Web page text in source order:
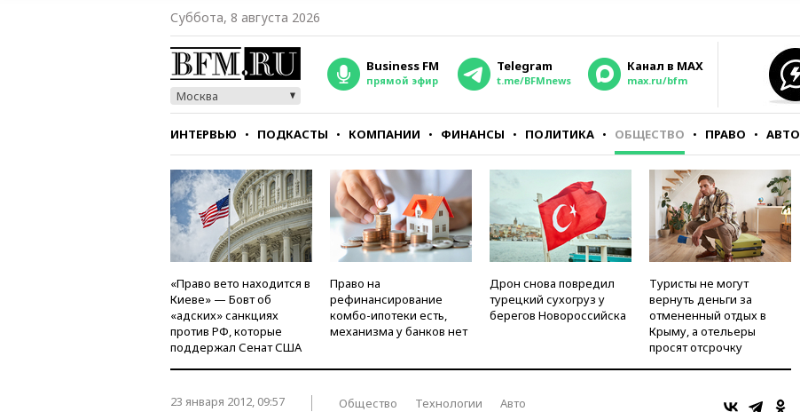
Суббота, 8 августа 2026
Москва
Business FM
прямой эфир
Telegram
t.me/BFMnews
Канал в MAX
max.ru/bfm
ИНТЕРВЬЮ ПОДКАСТЫ КОМПАНИИ ФИНАНСЫ ПОЛИТИКА ОБЩЕСТВО ПРАВО АВТО
СТИЛЬ ТЕСТЫ
«Право вето находится в
Киеве» — Бовт об
«адских» санкциях
против РФ, которые
поддержал Сенат США
Право на
рефинансирование
комбо-ипотеки есть,
механизма у банков нет
Дрон снова повредил
турецкий сухогруз у
берегов Новороссийска
Туристы не могут
вернуть деньги за
отмененный отдых в
Крыму, а отельеры
просят отсрочку
23 января 2012, 09:57 Общество Технологии Авто